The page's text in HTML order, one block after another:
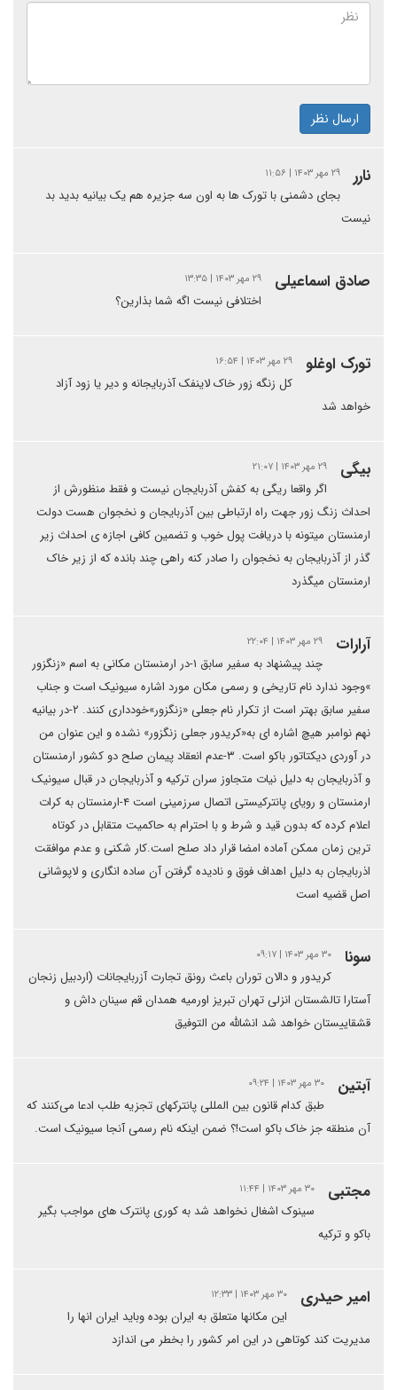
ارسال نظر
نارر ۲۹ مهر ۱۴۰۳ | ۱۱:۵۶
بجای دشمنی با تورک ها به اون سه جزیره هم یک بیانیه بدید بد
نیست
صادق اسماعیلی ۲۹ مهر ۱۴۰۳ | ۱۳:۳۵
اختلافی نیست اگه شما بذارین؟
تورک اوغلو ۲۹ مهر ۱۴۰۳ | ۱۶:۵۴
کل زنگه زور خاک لاینفک آذربایجانه و دیر یا زود آزاد
خواهد شد
بیگی ۲۹ مهر ۱۴۰۳ | ۲۱:۰۷
اگر واقعا ریگی به کفش آذربایجان نیست و فقط منظورش از
احداث زنگ زور جهت راه ارتباطی بین آذربایجان و نخجوان هست دولت
ارمنستان میتونه با دریافت پول خوب و تضمین کافی اجازه ی احداث زیر
گذر از آذربایجان به نخجوان را صادر کنه راهی چند بانده که از زیر خاک
ارمنستان میگذرد
آرارات ۲۹ مهر ۱۴۰۳ | ۲۲:۰۴
چند پیشنهاد به سفیر سابق ۱-در ارمنستان مکانی به اسم «زنگزور
»وجود ندارد نام تاریخی و رسمی مکان مورد اشاره سیونیک است و جناب
سفیر سابق بهتر است از تکرار نام جعلی «زنگزور»خودداری کنند. ۲-در بیانیه
نهم نوامبر هیچ اشاره ای به«کریدور جعلی زنگزور» نشده و این عنوان من
در آوردی دیکتاتور باکو است. ۳-عدم انعقاد پیمان صلح دو کشور ارمنستان
و آذربایجان به دلیل نیات متجاوز سران ترکیه و آذربایجان در قبال سیونیک
ارمنستان و رویای پانترکیستی اتصال سرزمینی است ۴-ارمنستان به کرات
اعلام کرده که بدون قید و شرط و با احترام به حاکمیت متقابل در کوتاه
ترین زمان ممکن آماده امضا قرار داد صلح است.کار شکنی و عدم موافقت
اذربایجان به دلیل اهداف فوق و نادیده گرفتن آن ساده انگاری و لاپوشانی
اصل قضیه است
سونا ۳۰ مهر ۱۴۰۳ | ۰۹:۱۷
کریدور و دالان توران باعث رونق تجارت آزربایجانات (اردبیل زنجان
آستارا تالشستان انزلی تهران تبریز اورمیه همدان قم سینان داش و
قشقاییستان خواهد شد انشالله من التوفیق
آبتین ۳۰ مهر ۱۴۰۳ | ۰۹:۲۴
طبق کدام قانون بین المللی پانترکهای تجزیه طلب ادعا می‌کنند که
آن منطقه جز خاک باکو است!؟ ضمن اینکه نام رسمی آنجا سیونیک است.
مجتبی ۳۰ مهر ۱۴۰۳ | ۱۱:۴۴
سینوک اشغال نخواهد شد به کوری پانترک های مواجب بگیر
باکو و ترکیه
امیر حیدری ۳۰ مهر ۱۴۰۳ | ۱۲:۳۳
این مکانها متعلق به ایران بوده وباید ایران انها را
مدیریت کند کوتاهی در این امر کشور را بخطر می اندازد